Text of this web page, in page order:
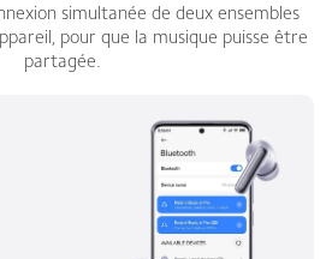
simultanée de deux ensembles
pour que la musique puisse être
partagée.